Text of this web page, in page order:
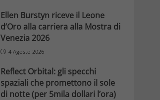
Ellen Burstyn riceve il Leone
d’Oro alla carriera alla Mostra di
Venezia 2026
4 Agosto 2026
Reflect Orbital: gli specchi
spaziali che promettono il sole
di notte (per 5mila dollari l’ora)